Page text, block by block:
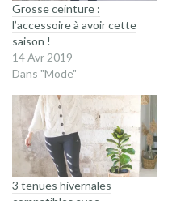
Grosse ceinture :
l’accessoire à avoir cette
saison !
14 Avr 2019
Dans "Mode"
3 tenues hivernales